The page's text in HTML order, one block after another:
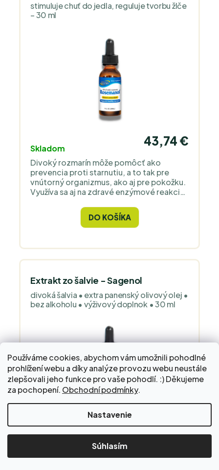
Používáme cookies, abychom vám umožnili pohodlné
prohlížení webu a díky analýze provozu webu neustále
zlepšovali jeho funkce pro vaše pohodlí. :) Děkujeme
za pochopení. Obchodní podmínky.
Nastavenie
Súhlasím
stimuluje chuť do jedla, reguluje tvorbu žlče
– 30 ml
Skladom
43,74 €
Divoký rozmarín môže pomôcť ako
prevencia proti starnutiu, a to tak pre
vnútorný organizmus, ako aj pre pokožku.
Využíva sa aj na zdravé enzýmové reakcie
DO KOŠÍKA
Extrakt zo šalvie - Sagenol
divoká šalvia • extra panenský olivový olej •
bez alkoholu • výživový doplnok • 30 ml
Skladom
43,74 €
Extrakt zo šalvie - Sagenol od North